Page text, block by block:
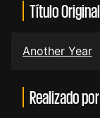
Título Original
Another Year
Realizado por